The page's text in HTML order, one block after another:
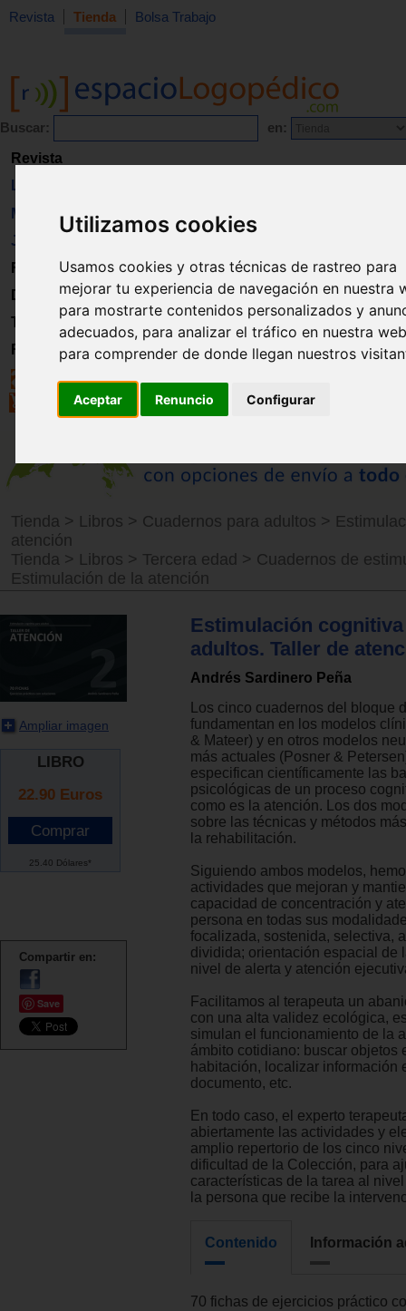
Utilizamos cookies
Usamos cookies y otras técnicas de rastreo para
mejorar tu experiencia de navegación en nuestra
para mostrarte contenidos personalizados y
adecuados, para analizar el tráfico en nuestra
para comprender de donde llegan nuestros
Aceptar Renuncio Configurar
Revista Tienda Bolsa Trabajo
Buscar: en:
Revista
Libros
Material
Juguetes
Formación
Directorio
Trabajo
Registro
Tienda > Libros > Cuadernos para adultos >
atención
Tienda > Libros > Tercera edad > Cuadernos de
Estimulación de la atención
Ampliar imagen
LIBRO
22.90 Euros
25.40 Dólares*
Compartir en:
Save
Estimulación
adultos. Taller de
Andrés Sardinero Peña
Los cinco cuadernos del bloque
fundamentan en los modelos
& Mateer) y en otros modelos
más actuales (Posner &
especifican científicamente las
psicológicas de un proceso
como es la atención. Los dos
sobre las técnicas y métodos
la rehabilitación.
Siguiendo ambos modelos,
actividades que mejoran y
capacidad de concentración y
persona en todas sus
focalizada, sostenida, selectiva,
dividida; orientación espacial de
nivel de alerta y atención
Facilitamos al terapeuta un
con una alta validez ecológica,
simulan el funcionamiento de la
ámbito cotidiano: buscar objetos
habitación, localizar información
documento, etc.
En todo caso, el experto
abiertamente las actividades y
amplio repertorio de los cinco
dificultad de la Colección, para
características de la tarea al
la persona que recibe la
Contenido Información
70 fichas de ejercicios práctico